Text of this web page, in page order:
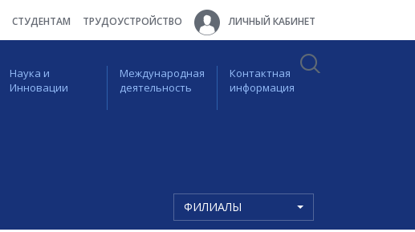
СТУДЕНТАМ ТРУДОУСТРОЙСТВО ЛИЧНЫЙ КАБИНЕТ
Наука и
Инновации
Международная
деятельность
Контактная
информация
ФИЛИАЛЫ